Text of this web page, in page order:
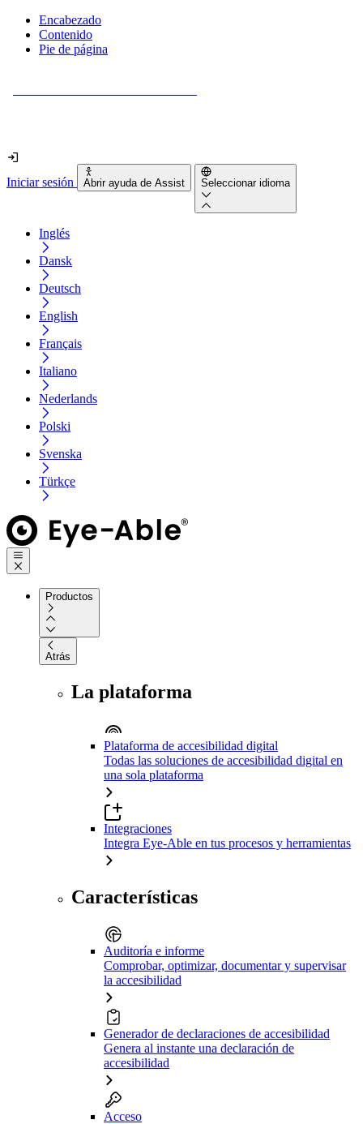
Encabezado
Contenido
Pie de página
Iniciar sesión Abrir ayuda de Assist Seleccionar idioma
Inglés
Dansk
Deutsch
English
Français
Italiano
Nederlands
Polski
Svenska
Türkçe
Productos
Atrás
La plataforma
Plataforma de accesibilidad digital
Todas las soluciones de accesibilidad digital en
una sola plataforma
Integraciones
Integra Eye-Able en tus procesos y herramientas
Características
Auditoría e informe
Comprobar, optimizar, documentar y supervisar
la accesibilidad
Generador de declaraciones de accesibilidad
Genera al instante una declaración de
accesibilidad
Acceso